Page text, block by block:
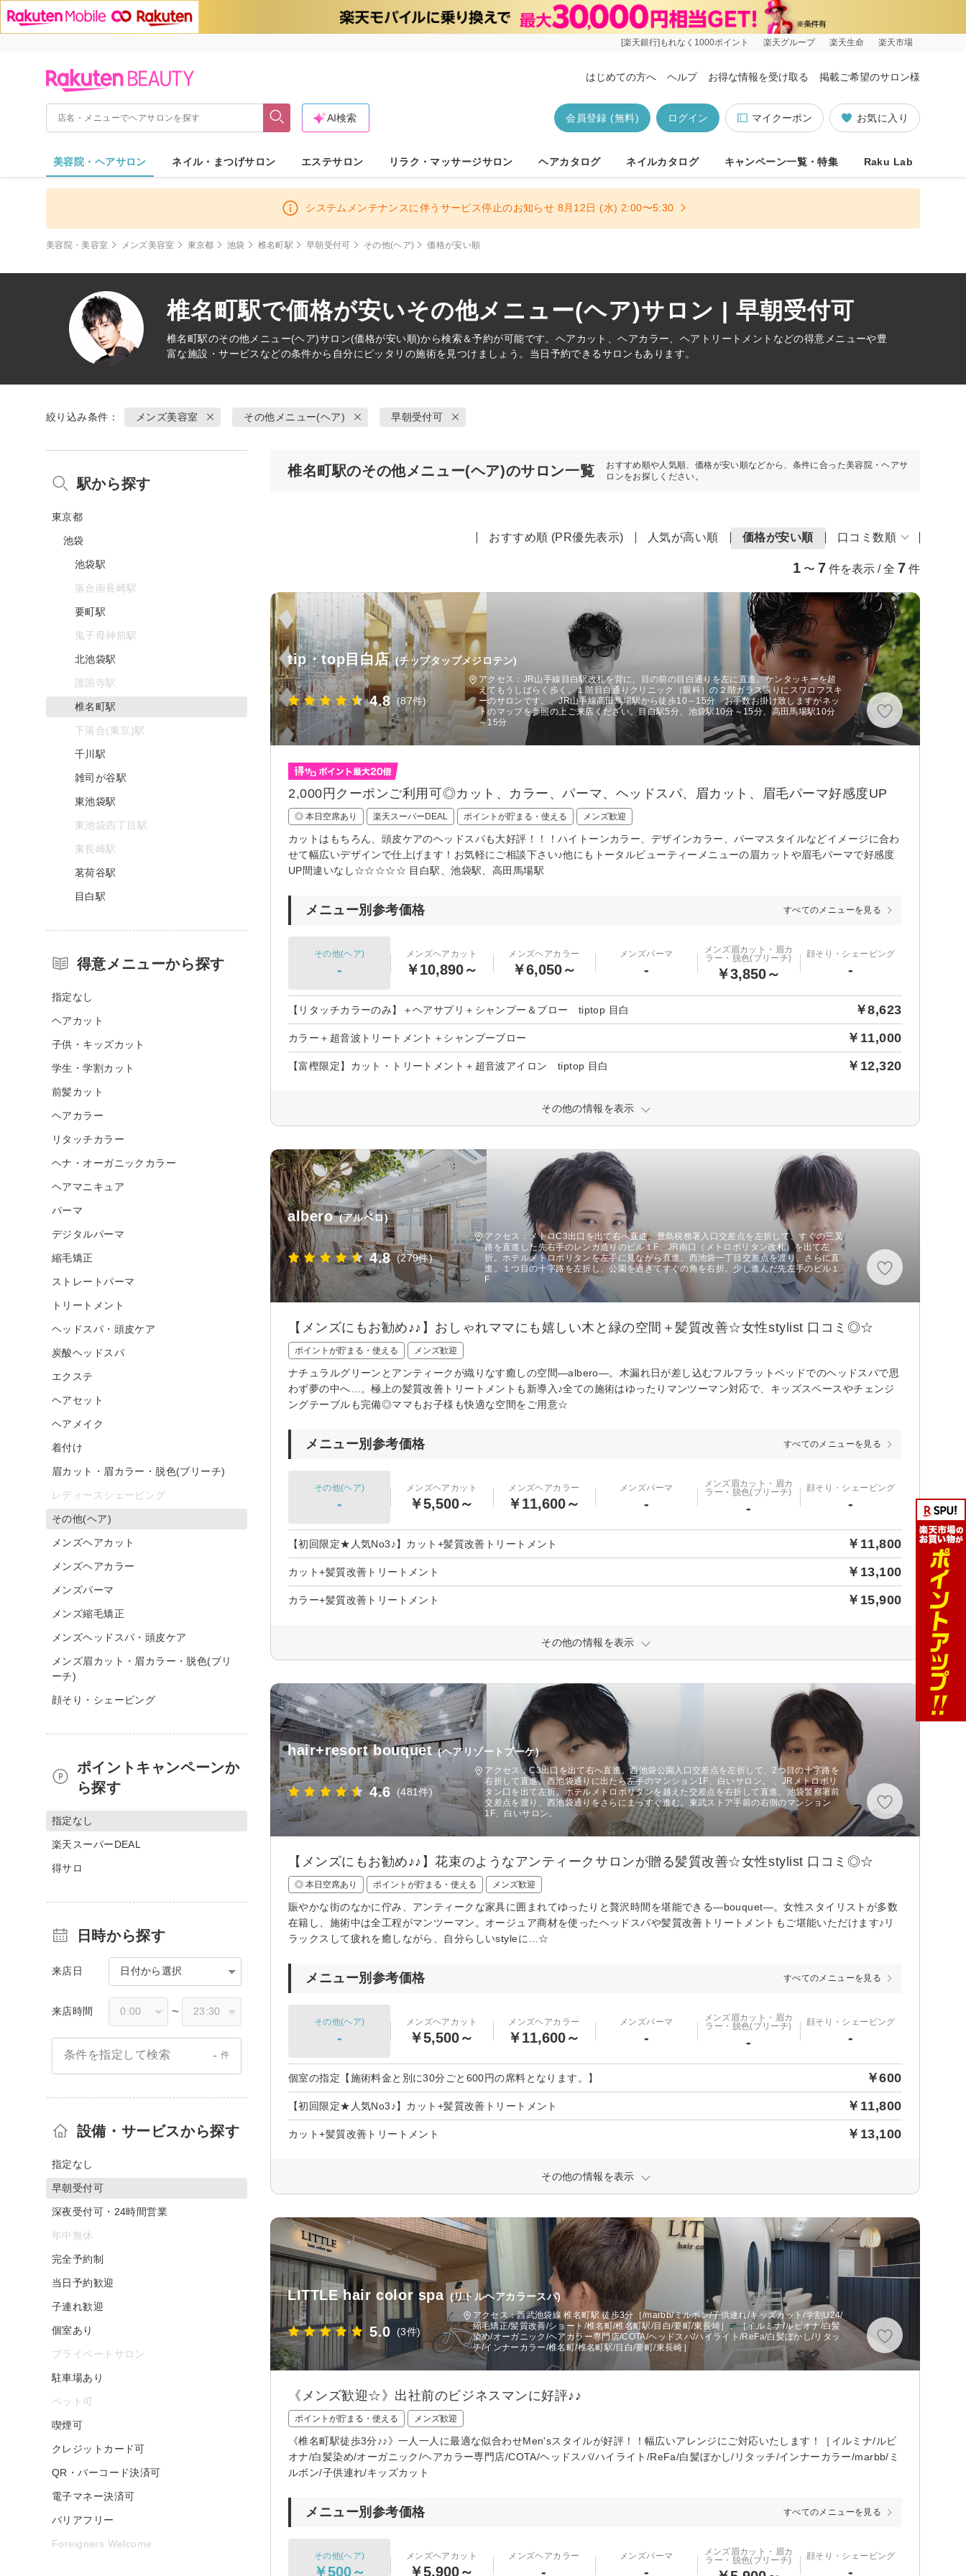
[楽天銀行]もれなく1000ポイント 楽天グループ 楽天生命 楽天市場
はじめての方へ ヘルプ お得な情報を受け取る 掲載ご希望のサロン様
お気に入り
マイクーポン
ログイン
会員登録 (無料)
AI検索
美容院・ヘアサロン ネイル・まつげサロン エステサロン リラク・マッサージサロン ヘアカタログ ネイルカタログ キャンペーン一覧・特集 Raku Lab
システムメンテナンスに伴うサービス停止のお知らせ 8月12日 (水) 2:00〜5:30
美容院・美容室 メンズ美容室 東京都 池袋 椎名町駅 早朝受付可 その他(ヘア) 価格が安い順
椎名町駅で価格が安いその他メニュー(ヘア)サロン | 早朝受付可
椎名町駅のその他メニュー(ヘア)サロン(価格が安い順)から検索＆予約が可能です。ヘアカット、ヘアカラー、ヘアトリートメントなどの得意メニューや豊
富な施設・サービスなどの条件から自分にピッタリの施術を見つけましょう。当日予約できるサロンもあります。
絞り込み条件： メンズ美容室 その他メニュー(ヘア) 早朝受付可
椎名町駅のその他メニュー(ヘア)のサロン一覧
おすすめ順や人気順、価格が安い順などから、条件に合った美容院・ヘアサ
ロンをお探しください。
おすすめ順 (PR優先表示) 人気が高い順 価格が安い順 口コミ数順
1 〜 7 件を表示 / 全 7 件
tip・top目白店 (チップタップメジロテン)
4.8 (87件)
アクセス：JR山手線目白駅改札を背に、目の前の目白通りを左に直進。ケンタッキーを超
えてもうしばらく歩く。１階目白通りクリニック（眼科）の２階ガラス張りにスワロフスキ
ーのサロンです。、JR山手線高田馬場駅から徒歩10～15分 お手数お掛け致しますがネッ
トのマップを参照の上ご来店ください。目白駅5分、池袋駅10分～15分、高田馬場駅10分
～15分
2,000円クーポンご利用可◎カット、カラー、パーマ、ヘッドスパ、眉カット、眉毛パーマ好感度UP
◎ 本日空席あり 楽天スーパーDEAL ポイントが貯まる・使える メンズ歓迎
カットはもちろん、頭皮ケアのヘッドスパも大好評！！！ハイトーンカラー、デザインカラー、パーマスタイルなどイメージに合わ
せて幅広いデザインで仕上げます！お気軽にご相談下さい♪他にもトータルビューティーメニューの眉カットや眉毛パーマで好感度
UP間違いなし☆☆☆☆☆ 目白駅、池袋駅、高田馬場駅
メニュー別参考価格 すべてのメニューを見る
その他(ヘア)
-
メンズヘアカット
￥10,890～
メンズヘアカラー
￥6,050～
メンズパーマ
-
メンズ眉カット・眉カ
ラー・脱色(ブリーチ)
￥3,850～
顔そり・シェービング
-
【リタッチカラーのみ】＋ヘアサプリ＋シャンプー＆ブロー tiptop 目白 ￥8,623
カラー＋超音波トリートメント＋シャンプーブロー ￥11,000
【富樫限定】カット・トリートメント＋超音波アイロン tiptop 目白 ￥12,320
その他の情報を表示
albero (アルベロ)
4.8 (279件)
アクセス：メトロC3出口を出て右へ直進。豊島税務署入口交差点を左折して、すぐの三叉
路を直進した先右手のレンガ造りのビル１F、JR南口（メトロポリタン改札）を出て左
折。ホテルメトロポリタンを左手に見ながら直進。西池袋一丁目交差点を渡り、さらに直
進。１つ目の十字路を左折し、公園を過ぎてすぐの角を右折。少し進んだ先左手のビル１
F
【メンズにもお勧め♪♪】おしゃれママにも嬉しい木と緑の空間＋髪質改善☆女性stylist 口コミ◎☆
ポイントが貯まる・使える メンズ歓迎
ナチュラルグリーンとアンティークが織りなす癒しの空間―albero―。木漏れ日が差し込むフルフラットベッドでのヘッドスパで思
わず夢の中へ…。極上の髪質改善トリートメントも新導入♪全ての施術はゆったりマンツーマン対応で、キッズスペースやチェンジ
ングテーブルも完備◎ママもお子様も快適な空間をご用意☆
メニュー別参考価格 すべてのメニューを見る
その他(ヘア)
-
メンズヘアカット
￥5,500～
メンズヘアカラー
￥11,600～
メンズパーマ
-
メンズ眉カット・眉カ
ラー・脱色(ブリーチ)
-
顔そり・シェービング
-
【初回限定★人気No3♪】カット+髪質改善トリートメント ￥11,800
カット+髪質改善トリートメント ￥13,100
カラー+髪質改善トリートメント ￥15,900
その他の情報を表示
hair+resort bouquet (ヘアリゾートブーケ)
4.6 (481件)
アクセス：C3出口を出て右へ直進。西池袋公園入口交差点を左折して、2つ目の十字路を
右折して直進。西池袋通りに出たら左手のマンション1F、白いサロン。 、JRメトロポリ
タン口を出て左折。ホテルメトロポリタンを越えた交差点を右折して直進。池袋警察署前
交差点を渡り、西池袋通りをさらにまっすぐ進む。東武ストア手前の右側のマンション
1F、白いサロン。
【メンズにもお勧め♪♪】花束のようなアンティークサロンが贈る髪質改善☆女性stylist 口コミ◎☆
◎ 本日空席あり ポイントが貯まる・使える メンズ歓迎
賑やかな街のなかに佇み、アンティークな家具に囲まれてゆったりと贅沢時間を堪能できる―bouquet―。女性スタイリストが多数
在籍し、施術中は全工程がマンツーマン。オージュア商材を使ったヘッドスパや髪質改善トリートメントもご堪能いただけます♪リ
ラックスして疲れを癒しながら、自分らしいstyleに…☆
メニュー別参考価格 すべてのメニューを見る
その他(ヘア)
-
メンズヘアカット
￥5,500～
メンズヘアカラー
￥11,600～
メンズパーマ
-
メンズ眉カット・眉カ
ラー・脱色(ブリーチ)
-
顔そり・シェービング
-
個室の指定【施術料金と別に30分ごと600円の席料となります。】 ￥600
【初回限定★人気No3♪】カット+髪質改善トリートメント ￥11,800
カット+髪質改善トリートメント ￥13,100
その他の情報を表示
LITTLE hair color spa (リトルヘアカラースパ)
5.0 (3件)
アクセス：西武池袋線 椎名町駅 徒歩3分［/marbb/ミルボン/子供連れ/キッズカット/学割U24/
縮毛矯正/髪質改善/ショート/椎名町/椎名町駅/目白/要町/東長崎］、［イルミナ/ルビオナ/白髪
染め/オーガニック/ヘアカラー専門店/COTA/ヘッドスパ/ハイライト/ReFa/白髪ぼかし/リタッ
チ/インナーカラー/椎名町/椎名町駅/目白/要町/東長崎］
《メンズ歓迎☆》出社前のビジネスマンに好評♪♪
ポイントが貯まる・使える メンズ歓迎
《椎名町駅徒歩3分♪♪》一人一人に最適な似合わせMen'sスタイルが好評！！幅広いアレンジにご対応いたします！［イルミナ/ルビ
オナ/白髪染め/オーガニック/ヘアカラー専門店/COTA/ヘッドスパ/ハイライト/ReFa/白髪ぼかし/リタッチ/インナーカラー/marbb/ミ
ルボン/子供連れ/キッズカット
メニュー別参考価格 すべてのメニューを見る
その他(ヘア)
￥500～
メンズヘアカット
￥5,900～
メンズヘアカラー
-
メンズパーマ
-
メンズ眉カット・眉カ
ラー・脱色(ブリーチ)
顔そり・シェービング
-
駅から探す
東京都
池袋
池袋駅
落合南長崎駅
要町駅
鬼子母神前駅
北池袋駅
護国寺駅
椎名町駅
下落合(東京)駅
千川駅
雑司が谷駅
東池袋駅
東池袋四丁目駅
東長崎駅
茗荷谷駅
目白駅
得意メニューから探す
指定なし
ヘアカット
子供・キッズカット
学生・学割カット
前髪カット
ヘアカラー
リタッチカラー
ヘナ・オーガニックカラー
ヘアマニキュア
パーマ
デジタルパーマ
縮毛矯正
ストレートパーマ
トリートメント
ヘッドスパ・頭皮ケア
炭酸ヘッドスパ
エクステ
ヘアセット
ヘアメイク
着付け
眉カット・眉カラー・脱色(ブリーチ)
レディースシェービング
その他(ヘア)
メンズヘアカット
メンズヘアカラー
メンズパーマ
メンズ縮毛矯正
メンズヘッドスパ・頭皮ケア
メンズ眉カット・眉カラー・脱色(ブリ
ーチ)
顔そり・シェービング
ポイントキャンペーンか
ら探す
指定なし
楽天スーパーDEAL
得サロ
日時から探す
来店日 日付から選択
来店時間 〜
条件を指定して検索 - 件
設備・サービスから探す
指定なし
早朝受付可
深夜受付可・24時間営業
年中無休
完全予約制
当日予約歓迎
子連れ歓迎
個室あり
プライベートサロン
駐車場あり
ペット可
喫煙可
クレジットカード可
QR・バーコード決済可
電子マネー決済可
バリアフリー
Foreigners Welcome